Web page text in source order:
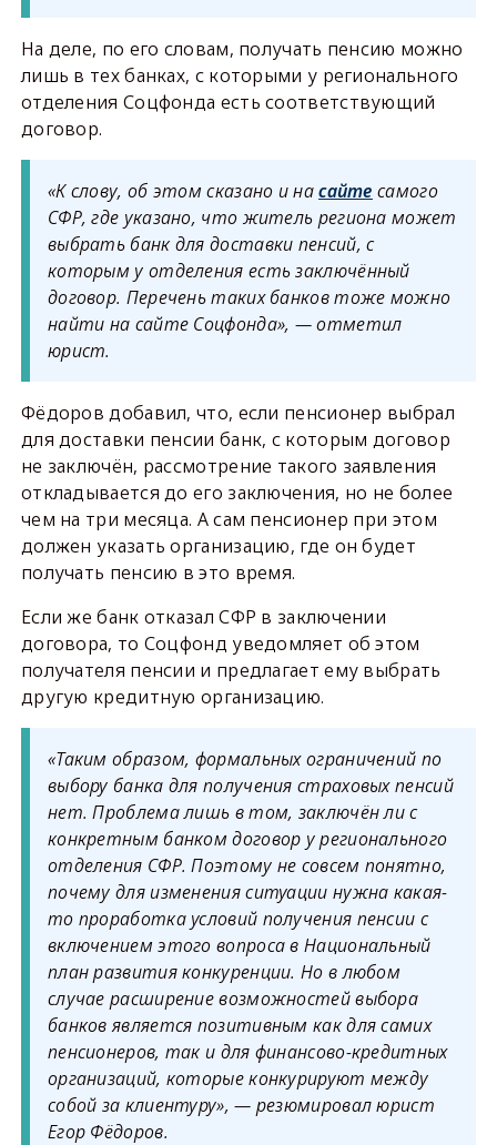
На деле, по его словам, получать пенсию можно
лишь в тех банках, с которыми у регионального
отделения Соцфонда есть соответствующий
договор.
«К слову, об этом сказано и насайте самого
СФР, где указано, что житель региона может
выбрать банк для доставки пенсий, с
которым у отделения есть заключённый
договор. Перечень таких банков тоже можно
найти на сайте Соцфонда», — отметил
юрист.
Фёдоров добавил, что, если пенсионер выбрал
для доставки пенсии банк, с которым договор
не заключён, рассмотрение такого заявления
откладывается до его заключения, но не более
чем на три месяца. А сам пенсионер при этом
должен указать организацию, где он будет
получать пенсию в это время.
Если же банк отказал СФР в заключении
договора, то Соцфонд уведомляет об этом
получателя пенсии и предлагает ему выбрать
другую кредитную организацию.
«Таким образом, формальных ограничений по
выбору банка для получения страховых пенсий
нет. Проблема лишь в том, заключён ли с
конкретным банком договор у регионального
отделения СФР. Поэтому не совсем понятно,
почему для изменения ситуации нужна какая-
то проработка условий получения пенсии с
включением этого вопроса в Национальный
план развития конкуренции. Но в любом
случае расширение возможностей выбора
банков является позитивным как для самих
пенсионеров, так и для финансово-кредитных
организаций, которые конкурируют между
собой за клиентуру», — резюмировал юрист
Егор Фёдоров.